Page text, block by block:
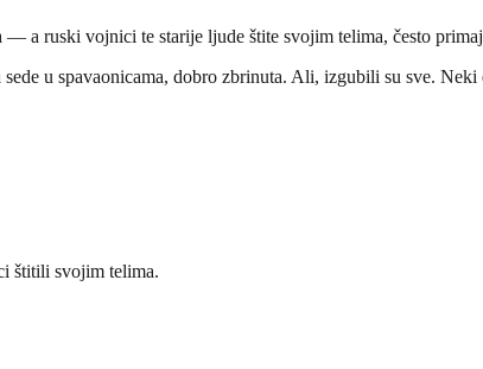
a ruski vojnici te starije ljude štite svojim telima, često
u spavaonicama, dobro zbrinuta. Ali, izgubili su sve.
štitili svojim telima.